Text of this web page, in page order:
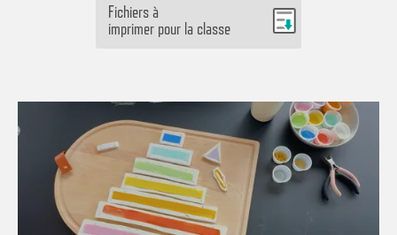
Fichiers à
imprimer pour la classe